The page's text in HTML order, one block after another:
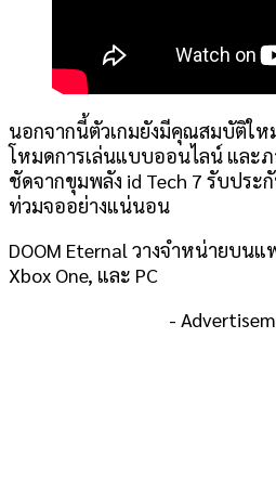
นอกจากนี้ตัวเกมยังมีคุณสมบัติให
โหมดการเล่นแบบออนไลน์ และ
ชัดจากขุมพลัง id Tech 7 รับประ
ท่วมจออย่างแน่นอน
DOOM Eternal วางจำหน่ายบน
Xbox One, และ PC
-